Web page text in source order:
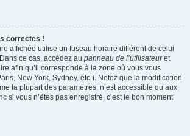
correctes !
affichée utilise un fuseau horaire différent de celui
ce cas, accédez au panneau de l’utilisateuret
afin qu’il corresponde à la zone où vous vous
New York, Sydney, etc.). Notez que la modification
la plupart des paramètres, n’est accessible qu’aux
si vous n’êtes pas enregistré, c’est le bon moment